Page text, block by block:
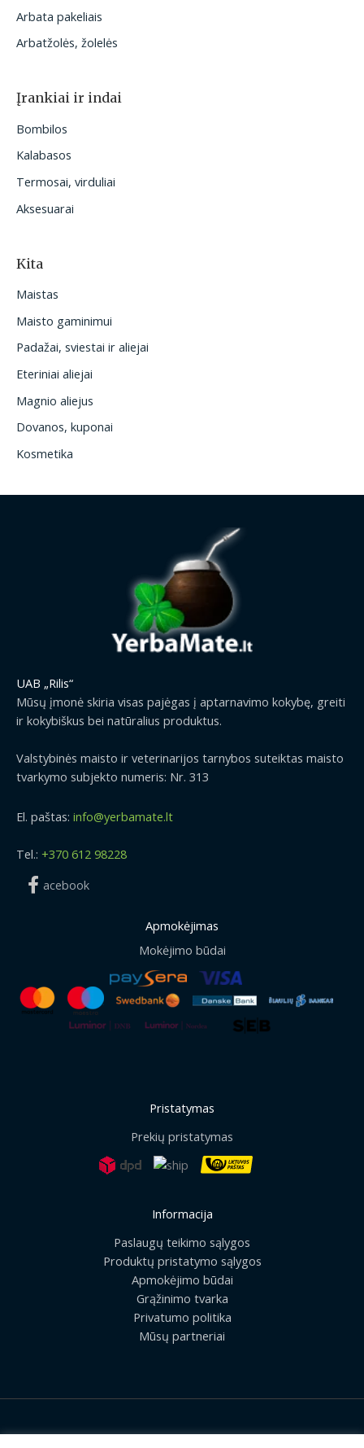
Arbata pakeliais
Arbatžolės, žolelės
Įrankiai ir indai
Bombilos
Kalabasos
Termosai, virduliai
Aksesuarai
Kita
Maistas
Maisto gaminimui
Padažai, sviestai ir aliejai
Eteriniai aliejai
Magnio aliejus
Dovanos, kuponai
Kosmetika
UAB „Rilis“
Mūsų įmonė skiria visas pajėgas į aptarnavimo kokybę, greiti
ir kokybiškus bei natūralius produktus.
Valstybinės maisto ir veterinarijos tarnybos suteiktas maisto
tvarkymo subjekto numeris: Nr. 313
El. paštas: info@yerbamate.lt
Tel.: +370 612 98228
acebook
Apmokėjimas
Mokėjimo būdai
Pristatymas
Prekių pristatymas
Informacija
Paslaugų teikimo sąlygos
Produktų pristatymo sąlygos
Apmokėjimo būdai
Grąžinimo tvarka
Privatumo politika
Mūsų partneriai